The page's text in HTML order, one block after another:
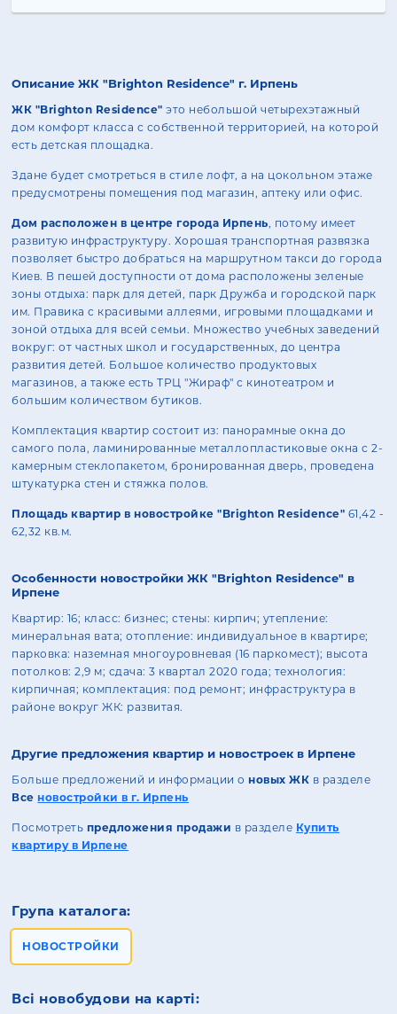
Описание ЖК "Brighton Residence" г. Ирпень
ЖК "Brighton Residence" это небольшой четырехэтажный
дом комфорт класса с собственной территорией, на которой
есть детская площадка.
Здане будет смотреться в стиле лофт, а на цокольном этаже
предусмотрены помещения под магазин, аптеку или офис.
Дом расположен в центре города Ирпень, потому имеет
развитую инфраструктуру. Хорошая транспортная развязка
позволяет быстро добраться на маршрутном такси до города
Киев. В пешей доступности от дома расположены зеленые
зоны отдыха: парк для детей, парк Дружба и городской парк
им. Правика с красивыми аллеями, игровыми площадками и
зоной отдыха для всей семьи. Множество учебных заведений
вокруг: от частных школ и государственных, до центра
развития детей. Большое количество продуктовых
магазинов, а также есть ТРЦ "Жираф" с кинотеатром и
большим количеством бутиков.
Комплектация квартир состоит из: панорамные окна до
самого пола, ламинированные металлопластиковые окна с 2-
камерным стеклопакетом, бронированная дверь, проведена
штукатурка стен и стяжка полов.
Площадь квартир в новостройке "Brighton Residence" 61,42 -
62,32 кв.м.
Особенности новостройки ЖК "Brighton Residence" в
Ирпене
Квартир: 16; класс: бизнес; стены: кирпич; утепление:
минеральная вата; отопление: индивидуальное в квартире;
парковка: наземная многоуровневая (16 паркомест); высота
потолков: 2,9 м; сдача: 3 квартал 2020 года; технология:
кирпичная; комплектация: под ремонт; инфраструктура в
районе вокруг ЖК: развитая.
Другие предложения квартир и новостроек в Ирпене
Больше предложений и информации оновых ЖК в разделе
Всеновостройки в г. Ирпень
Посмотреть предложения продажи в разделе Купить
квартиру в Ирпене
Група каталога:
НОВОСТРОЙКИ
Всі новобудови на карті: